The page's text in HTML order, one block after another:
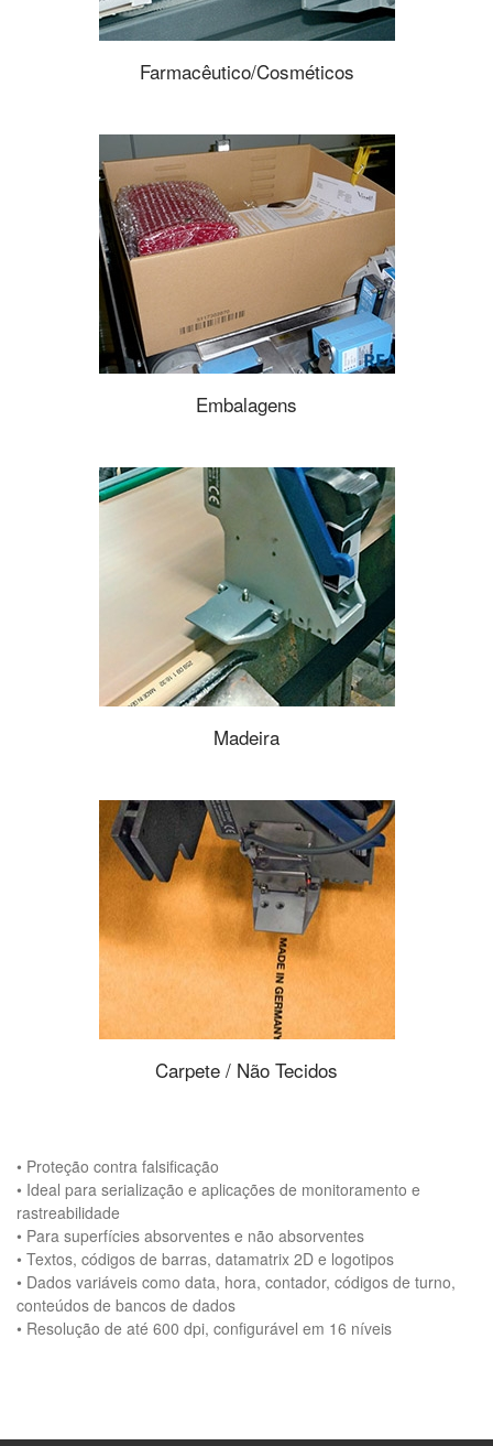
Farmacêutico/Cosméticos
Embalagens
Madeira
Carpete / Não Tecidos
• Proteção contra falsificação
• Ideal para serialização e aplicações de monitoramento e
rastreabilidade
• Para superfícies absorventes e não absorventes
• Textos, códigos de barras, datamatrix 2D e logotipos
• Dados variáveis como data, hora, contador, códigos de turno,
conteúdos de bancos de dados
• Resolução de até 600 dpi, configurável em 16 níveis